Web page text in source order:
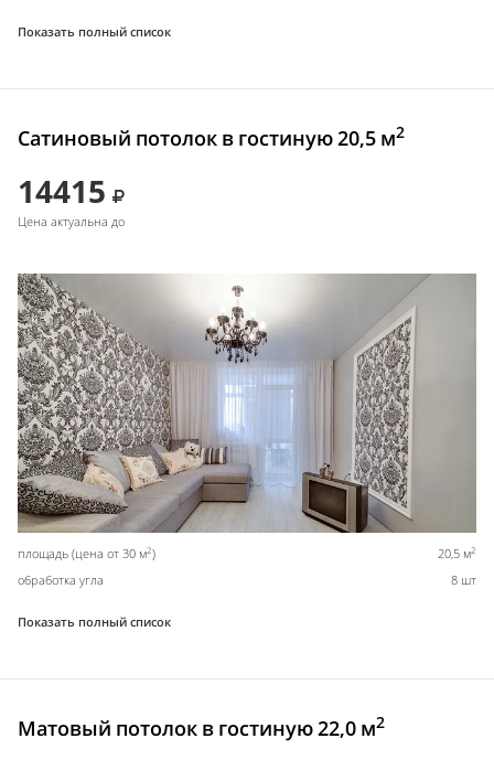
Показать полный список
Сатиновый потолок в гостиную 20,5 м2
14415
Цена актуальна до
площадь (цена от 30 м2) 20,5 м2
обработка угла 8 шт
Показать полный список
Матовый потолок в гостиную 22,0 м2